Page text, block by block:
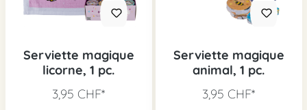
Serviette magique
licorne, 1 pc.
3,95 CHF*
Serviette magique
animal, 1 pc.
3,95 CHF*